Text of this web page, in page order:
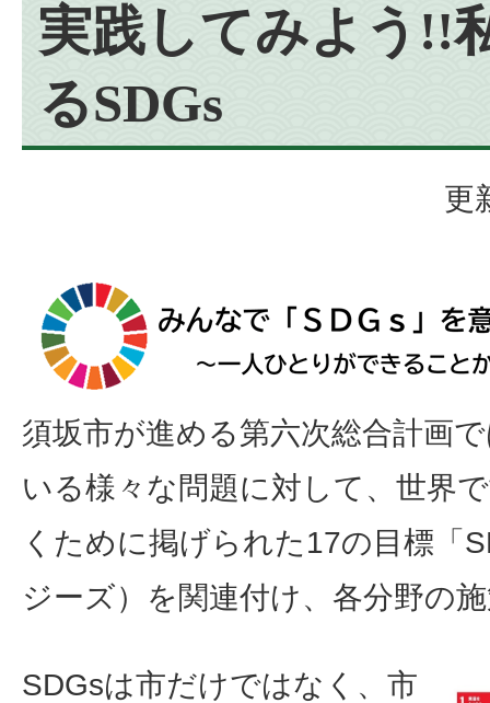
実践してみよう!!
るSDGs
更
須坂市が進める第六次総合計画
いる様々な問題に対して、世界
くために掲げられた17の目標「
ジーズ）を関連付け、各分野の
SDGsは市だけではなく、市